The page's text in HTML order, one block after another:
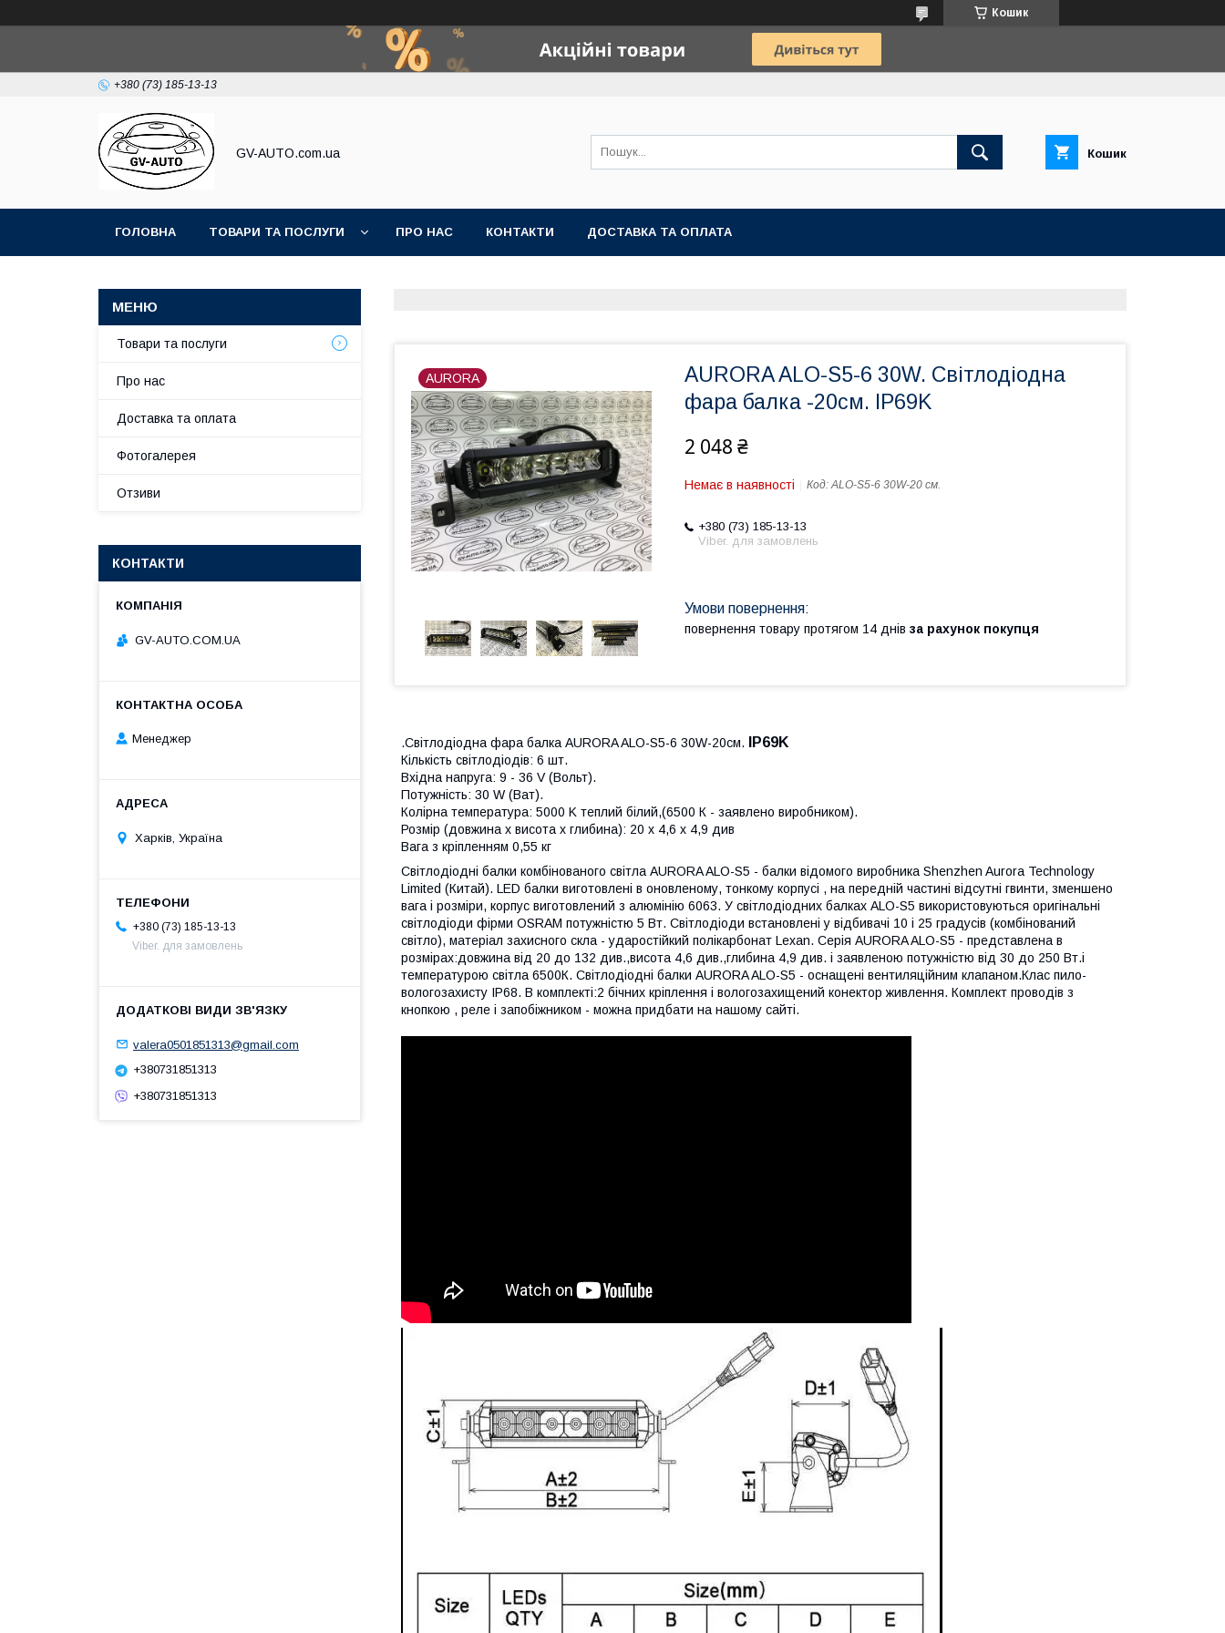
Кошик
+380 (73) 185-13-13
GV-AUTO.com.ua Кошик
ГОЛОВНА ТОВАРИ ТА ПОСЛУГИ ПРО НАС КОНТАКТИ ДОСТАВКА ТА ОПЛАТА
AURORA
AURORA ALO-S5-6 30W. Світлодіодна
фара балка -20см. IP69K
2 048 ₴
Немає в наявності Код:ALO-S5-6 30W-20 см.
+380 (73) 185-13-13
Viber. для замовлень
повернення товару протягом 14 днів за рахунок покупця
.Світлодіодна фара балка AURORA ALO-S5-6 30W-20см. IP69K
Кількість світлодіодів: 6 шт.
Вхідна напруга: 9 - 36 V (Вольт).
Потужність: 30 W (Ват).
Колірна температура: 5000 K теплий білий,(6500 К - заявлено виробником).
Розмір (довжина х висота х глибина): 20 х 4,6 х 4,9 див
Вага з кріпленням 0,55 кг
Світлодіодні балки комбінованого світла AURORA ALO-S5 - балки відомого виробника Shenzhen Aurora Technology
Limited (Китай). LED балки виготовлені в оновленому, тонкому корпусі , на передній частині відсутні гвинти, зменшено
вага і розміри, корпус виготовлений з алюмінію 6063. У світлодіодних балках ALO-S5 використовуються оригінальні
світлодіоди фірми OSRAM потужністю 5 Вт. Світлодіоди встановлені у відбивачі 10 і 25 градусів (комбінований
світло), матеріал захисного скла - ударостійкий полікарбонат Lexan. Серія AURORA ALO-S5 - представлена в
розмірах:довжина від 20 до 132 див.,висота 4,6 див.,глибина 4,9 див. і заявленою потужністю від 30 до 250 Вт.і
температурою світла 6500К. Світлодіодні балки AURORA ALO-S5 - оснащені вентиляційним клапаном.Клас пило-
вологозахисту IP68. В комплекті:2 бічних кріплення і вологозахищений конектор живлення. Комплект проводів з
кнопкою , реле і запобіжником - можна придбати на нашому сайті.
Товари та послуги
Про нас
Доставка та оплата
Фотогалерея
Отзиви
КОНТАКТИ
GV-AUTO.COM.UA
Менеджер
Харків, Україна
+380 (73) 185-13-13
Viber. для замовлень
valera0501851313@gmail.com
+380731851313
+380731851313